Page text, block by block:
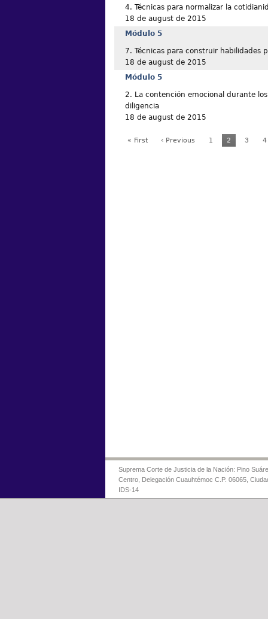
4. Técnicas para normalizar la
18 de august de 2015
Módulo 5
7. Técnicas para construir habilidades
18 de august de 2015
Módulo 5
2. La contención emocional durante
diligencia
18 de august de 2015
« First ‹ Previous 1 2 3 4
Suprema Corte de Justicia de la Nación: Pino
Centro, Delegación Cuauhtémoc C.P. 06065,
IDS-14